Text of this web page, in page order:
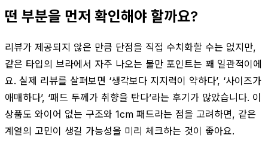
떤 부분을 먼저 확인해야 할까요?
리뷰가 제공되지 않은 만큼 단점을 직접 수치화할 수는 없지만,
같은 타입의 브라에서 자주 나오는 불만 포인트는 꽤 일관적이에
요. 실제 리뷰를 살펴보면 ‘생각보다 지지력이 약하다’, ‘사이즈가
애매하다’, ‘패드 두께가 취향을 탄다’라는 후기가 많았습니다. 이
상품도 와이어 없는 구조와 1cm 패드라는 점을 고려하면, 같은
계열의 고민이 생길 가능성을 미리 체크하는 것이 좋아요.